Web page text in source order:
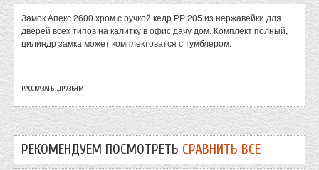
Замок Апекс 2600 хром с ручкой кедр РР 205 из нержавейки для
дверей всех типов на калитку в офис дачу дом. Комплект полный,
цилиндр замка может комплектоватся с тумблером.
РАССКАЗАТЬ ДРУЗЬЯМ!
РЕКОМЕНДУЕМ ПОСМОТРЕТЬ СРАВНИТЬ ВСЕ